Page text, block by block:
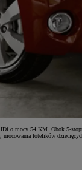
54 KM. Obok 5-
fotelików